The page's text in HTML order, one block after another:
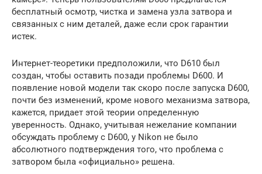
бесплатный осмотр, чистка и замена узла затвора и
связанных с ним деталей, даже если срок гарантии
истек.
Интернет-теоретики предположили, что D610 был
создан, чтобы оставить позади проблемы D600. И
появление новой модели так скоро после запуска D600,
почти без изменений, кроме нового механизма затвора,
кажется, придает этой теории определенную
уверенность. Однако, учитывая нежелание компании
обсуждать проблему с D600, у Nikon не было
абсолютного подтверждения того, что проблема с
затвором была «официально» решена.